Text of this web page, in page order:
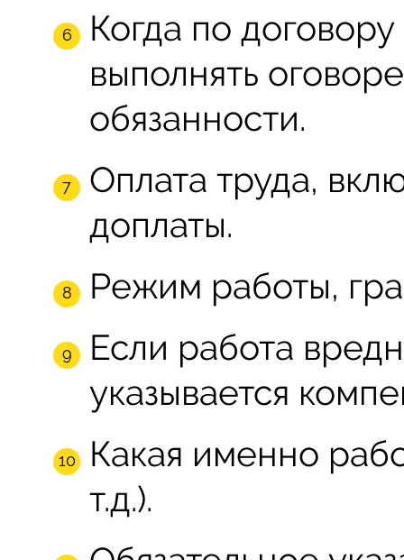
Когда по
выполнять
обязанности.
Оплата труда,
доплаты.
Режим работы,
Если работа
указывается
Какая именно
т.д.).